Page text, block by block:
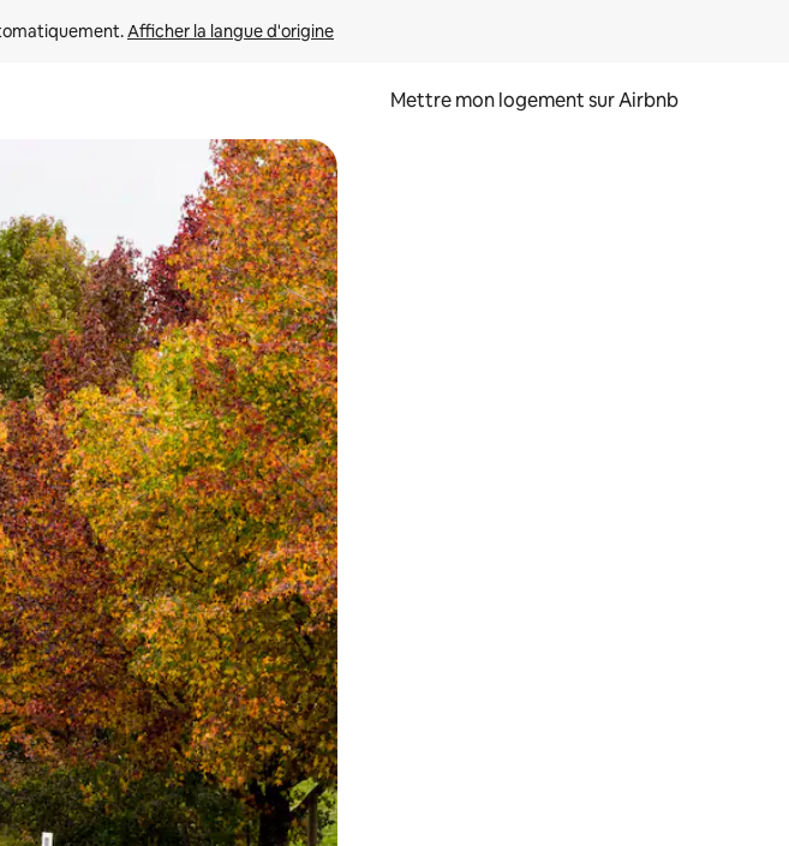
Afficher la langue d'origine
Mettre mon logement sur Airbnb
ou en appuyant et en faisant glisser.